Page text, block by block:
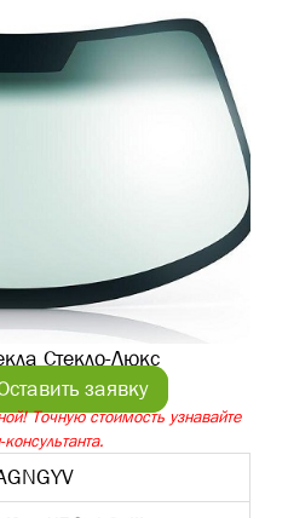
Стекло-Люкс
заявку
Точную стоимость узнавайте